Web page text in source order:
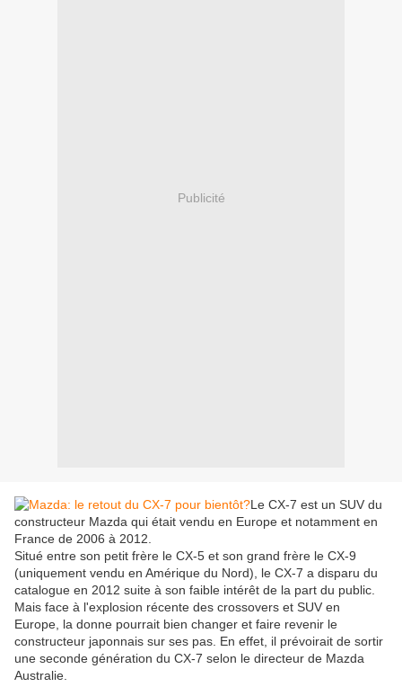
Publicité
Le CX-7 est un SUV du
constructeur Mazda qui était vendu en Europe et notamment en
France de 2006 à 2012.
Situé entre son petit frère le CX-5 et son grand frère le CX-9
(uniquement vendu en Amérique du Nord), le CX-7 a disparu du
catalogue en 2012 suite à son faible intérêt de la part du public.
Mais face à l'explosion récente des crossovers et SUV en
Europe, la donne pourrait bien changer et faire revenir le
constructeur japonnais sur ses pas. En effet, il prévoirait de sortir
une seconde génération du CX-7 selon le directeur de Mazda
Australie.